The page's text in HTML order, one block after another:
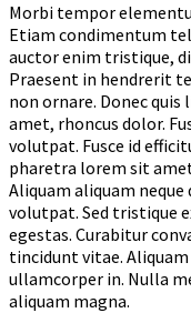
Morbi tempor
Etiam condimentum
auctor enim tristique,
Praesent in hendrerit
non ornare. Donec
amet, rhoncus dolor.
volutpat. Fusce id
pharetra lorem sit
Aliquam aliquam
volutpat. Sed tristique
egestas. Curabitur
tincidunt vitae.
ullamcorper in. Nulla
aliquam magna.